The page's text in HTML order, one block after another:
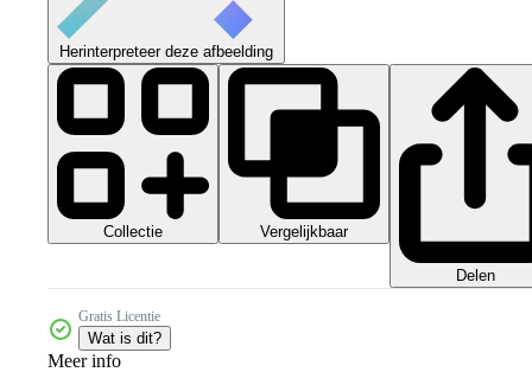
Herinterpreteer deze afbeelding
Collectie Vergelijkbaar
Delen
Gratis Licentie
Wat is dit?
Meer info